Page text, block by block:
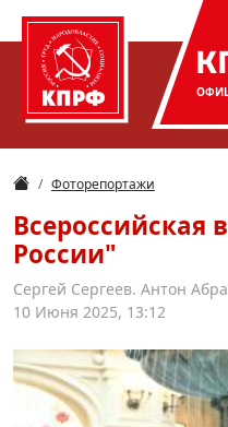
Фоторепортажи
Всероссийская
России"
Сергей Сергеев. Антон
10 Июня 2025, 13:12